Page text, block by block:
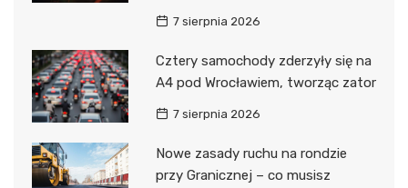
7 sierpnia 2026
Cztery samochody zderzyły się na
A4 pod Wrocławiem, tworząc zator
7 sierpnia 2026
Nowe zasady ruchu na rondzie
przy Granicznej – co musisz